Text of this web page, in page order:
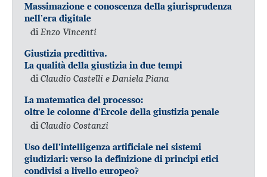
Massimazione e conoscenza della giurisprudenza
nell’era digitale
di Enzo Vincenti
Giustizia predittiva.
La qualità della giustizia in due tempi
diClaudio Castelli e Daniela Piana
La matematica del processo:
oltre le colonne d’Ercole della giustizia penale
diClaudio Costanzi
Uso dell’intelligenza artificiale nei sistemi
giudiziari: verso la definizione di principi etici
condivisi a livello europeo?